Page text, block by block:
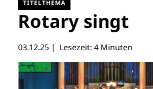
TITELTHEMA
Rotary singt
03.12.25 | Lesezeit: 4 Minuten